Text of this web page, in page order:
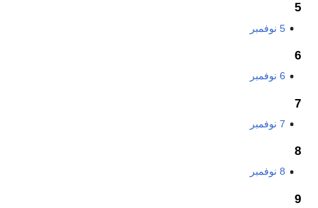
5
5 نوفمبر
6
6 نوفمبر
7
7 نوفمبر
8
8 نوفمبر
9